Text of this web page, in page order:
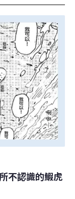
不認識的鰕虎